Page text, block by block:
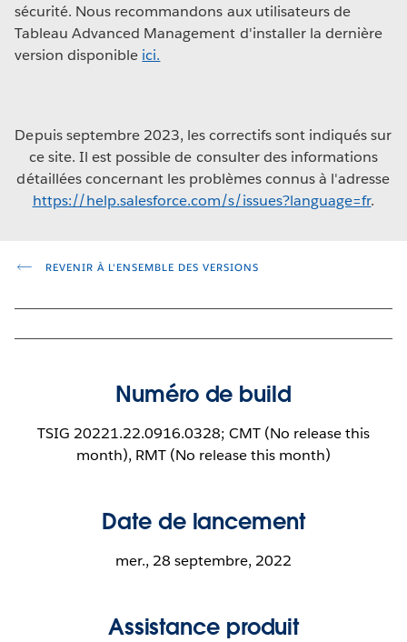
sécurité. Nous recommandons aux utilisateurs de
Tableau Advanced Management d'installer la dernière
version disponible ici.
Depuis septembre 2023, les correctifs sont indiqués sur
ce site. Il est possible de consulter des informations
détaillées concernant les problèmes connus à l'adresse
https://help.salesforce.com/s/issues?language=fr.
REVENIR À L'ENSEMBLE DES VERSIONS
Numéro de build
TSIG 20221.22.0916.0328; CMT (No release this
month), RMT (No release this month)
Date de lancement
mer., 28 septembre, 2022
Assistance produit